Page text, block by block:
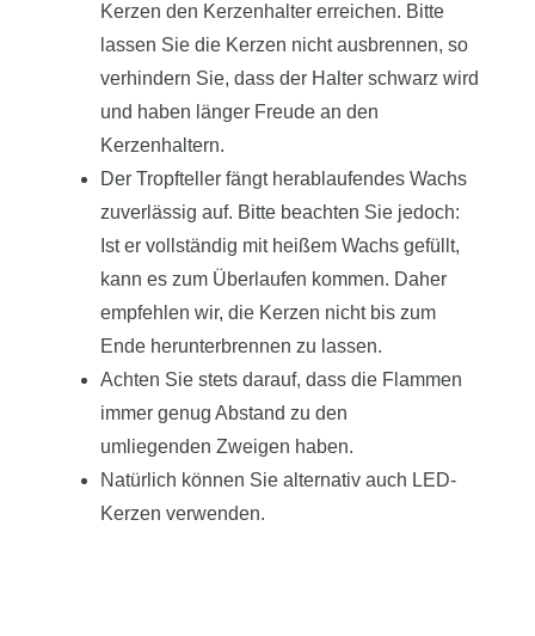
Kerzen den Kerzenhalter erreichen. Bitte
lassen Sie die Kerzen nicht ausbrennen, so
verhindern Sie, dass der Halter schwarz wird
und haben länger Freude an den
Kerzenhaltern.
Der Tropfteller fängt herablaufendes Wachs
zuverlässig auf. Bitte beachten Sie jedoch:
Ist er vollständig mit heißem Wachs gefüllt,
kann es zum Überlaufen kommen. Daher
empfehlen wir, die Kerzen nicht bis zum
Ende herunterbrennen zu lassen.
Achten Sie stets darauf, dass die Flammen
immer genug Abstand zu den
umliegenden Zweigen haben.
Natürlich können Sie alternativ auch LED-
Kerzen verwenden.